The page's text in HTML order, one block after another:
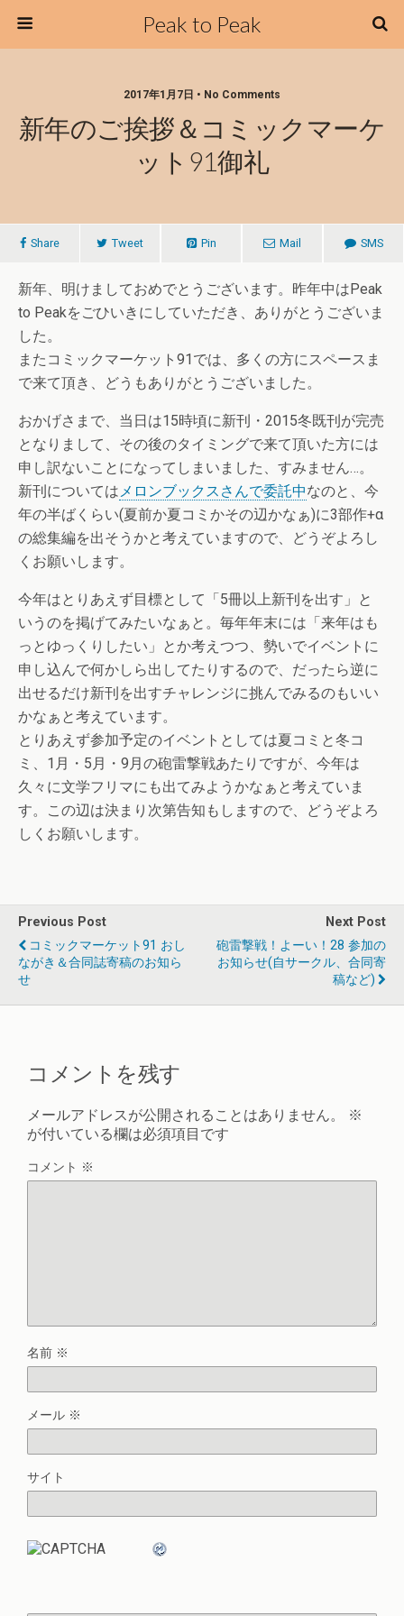
Peak to Peak
2017年1月7日 • No Comments
新年のご挨拶＆コミックマーケ
ット91御礼
Share Tweet Pin Mail SMS
新年、明けましておめでとうございます。昨年中はPeak
to Peakをごひいきにしていただき、ありがとうございま
した。
またコミックマーケット91では、多くの方にスペースま
で来て頂き、どうもありがとうございました。
おかげさまで、当日は15時頃に新刊・2015冬既刊が完売
となりまして、その後のタイミングで来て頂いた方には
申し訳ないことになってしまいました、すみません…。
新刊についてはメロンブックスさんで委託中なのと、今
年の半ばくらい(夏前か夏コミかその辺かなぁ)に3部作+α
の総集編を出そうかと考えていますので、どうぞよろし
くお願いします。
今年はとりあえず目標として「5冊以上新刊を出す」と
いうのを掲げてみたいなぁと。毎年年末には「来年はも
っとゆっくりしたい」とか考えつつ、勢いでイベントに
申し込んで何かしら出してたりするので、だったら逆に
出せるだけ新刊を出すチャレンジに挑んでみるのもいい
かなぁと考えています。
とりあえず参加予定のイベントとしては夏コミと冬コ
ミ、1月・5月・9月の砲雷撃戦あたりですが、今年は
久々に文学フリマにも出てみようかなぁと考えていま
す。この辺は決まり次第告知もしますので、どうぞよろ
しくお願いします。
Previous Post
コミックマーケット91 おし
ながき＆合同誌寄稿のお知ら
せ
Next Post
砲雷撃戦！よーい！28 参加の
お知らせ(自サークル、合同寄
稿など)
コメントを残す
メールアドレスが公開されることはありません。
※
が付いている欄は必須項目です
コメント ※
名前 ※
メール ※
サイト